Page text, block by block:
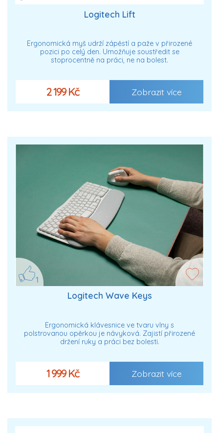
Logitech Lift
Ergonomická myš udrží zápěstí a paže v přirozené
pozici po celý den. Umožňuje soustředit se
stoprocentně na práci, ne na bolest.
2 199 Kč Zobrazit více
1
Logitech Wave Keys
Ergonomická klávesnice ve tvaru vlny s
polstrovanou opěrkou je návyková. Zajistí přirozené
držení ruky a práci bez bolesti.
1 999 Kč Zobrazit více